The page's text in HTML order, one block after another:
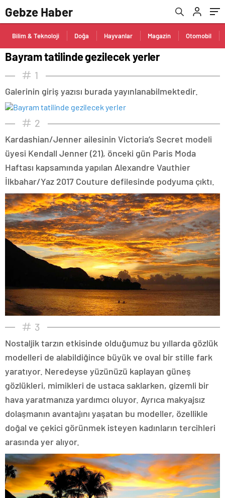
Gebze Haber
Bilim & Teknoloji Doğa Hayvanlar Magazin Otomobil
Bayram tatilinde gezilecek yerler
1
Galerinin giriş yazısı burada yayınlanabilmektedir.
2
Kardashian/Jenner ailesinin Victoria’s Secret modeli
üyesi Kendall Jenner (21), önceki gün Paris Moda
Haftası kapsamında yapılan Alexandre Vauthier
İlkbahar/Yaz 2017 Couture defilesinde podyuma çıktı.
3
Nostaljik tarzın etkisinde olduğumuz bu yıllarda gözlük
modelleri de alabildiğince büyük ve oval bir stille fark
yaratıyor. Neredeyse yüzünüzü kaplayan güneş
gözlükleri, mimikleri de ustaca saklarken, gizemli bir
hava yaratmanıza yardımcı oluyor. Ayrıca makyajsız
dolaşmanın avantajını yaşatan bu modeller, özellikle
doğal ve çekici görünmek isteyen kadınların tercihleri
arasında yer alıyor.